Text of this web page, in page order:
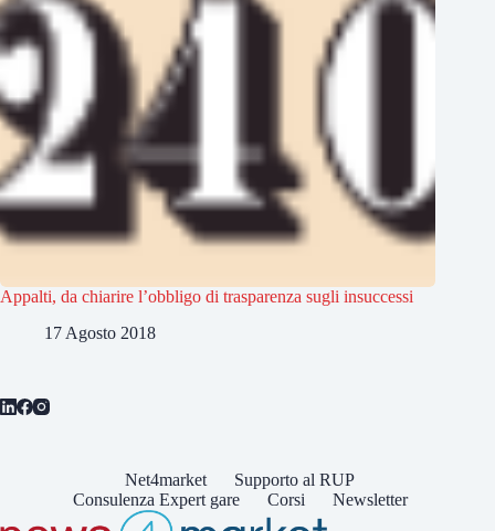
Appalti, da chiarire l’obbligo di trasparenza sugli insuccessi
17 Agosto 2018
Net4market
Supporto al RUP
Consulenza Expert gare
Corsi Newsletter